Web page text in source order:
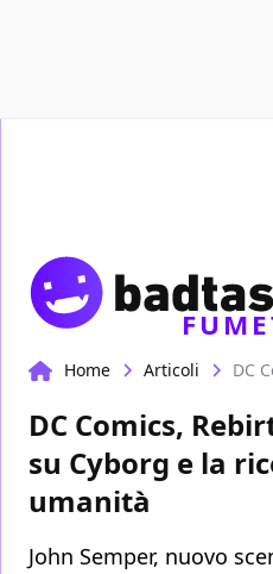
Home Articoli
DC Comics,
su Cyborg e la
umanità
John Semper, nuovo